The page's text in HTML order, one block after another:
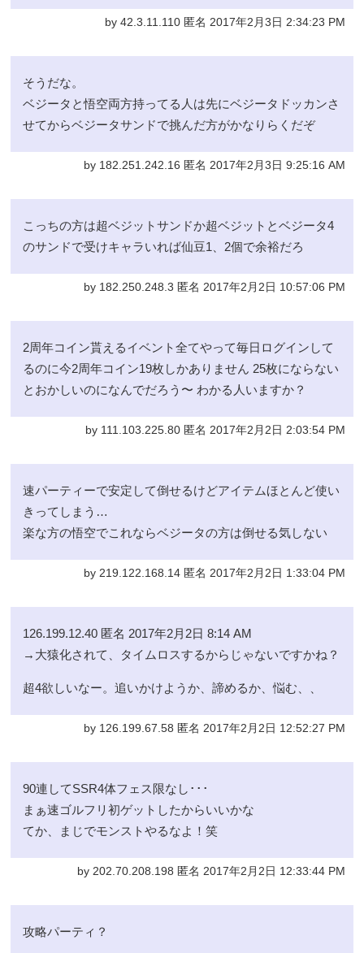
by 42.3.11.110 匿名 2017年2月3日 2:34:23 PM
そうだな。
ベジータと悟空両方持ってる人は先にベジータドッカンさ
せてからベジータサンドで挑んだ方がかなりらくだぞ
by 182.251.242.16 匿名 2017年2月3日 9:25:16 AM
こっちの方は超ベジットサンドか超ベジットとベジータ4
のサンドで受けキャラいれば仙豆1、2個で余裕だろ
by 182.250.248.3 匿名 2017年2月2日 10:57:06 PM
2周年コイン貰えるイベント全てやって毎日ログインして
るのに今2周年コイン19枚しかありません 25枚にならない
とおかしいのになんでだろう〜 わかる人いますか？
by 111.103.225.80 匿名 2017年2月2日 2:03:54 PM
速パーティーで安定して倒せるけどアイテムほとんど使い
きってしまう…
楽な方の悟空でこれならベジータの方は倒せる気しない
by 219.122.168.14 匿名 2017年2月2日 1:33:04 PM
126.199.12.40 匿名 2017年2月2日 8:14 AM
→大猿化されて、タイムロスするからじゃないですかね？
超4欲しいなー。追いかけようか、諦めるか、悩む、、
by 126.199.67.58 匿名 2017年2月2日 12:52:27 PM
90連してSSR4体フェス限なし･･･
まぁ速ゴルフリ初ゲットしたからいいかな
てか、まじでモンストやるなよ！笑
by 202.70.208.198 匿名 2017年2月2日 12:33:44 PM
攻略パーティ？